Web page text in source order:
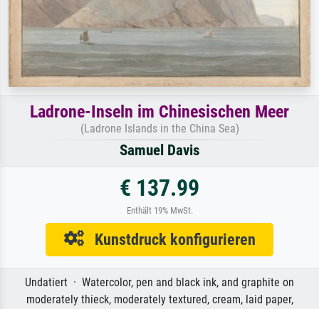
Ladrone-Inseln im Chinesischen Meer
(Ladrone Islands in the China Sea)
Samuel Davis
€ 137.99
Enthält 19% MwSt.
Kunstdruck konfigurieren
Undatiert · Watercolor, pen and black ink, and graphite on
moderately thieck, moderately textured, cream, laid paper,